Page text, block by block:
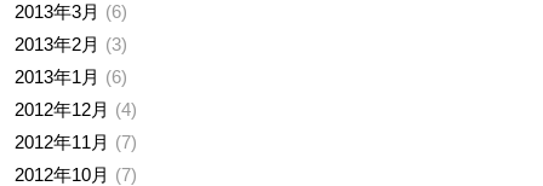
2013年3月
6
2013年2月
3
2013年1月
6
2012年12月
4
2012年11月
7
2012年10月
7